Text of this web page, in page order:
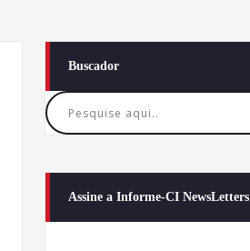
Buscador
Assine a Informe-CI NewsLetters